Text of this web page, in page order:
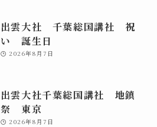
出雲大社 千葉総国講社 祝
い 誕生日
2026年8月7日
出雲大社千葉総国講社 地鎮
祭 東京
2026年8月7日